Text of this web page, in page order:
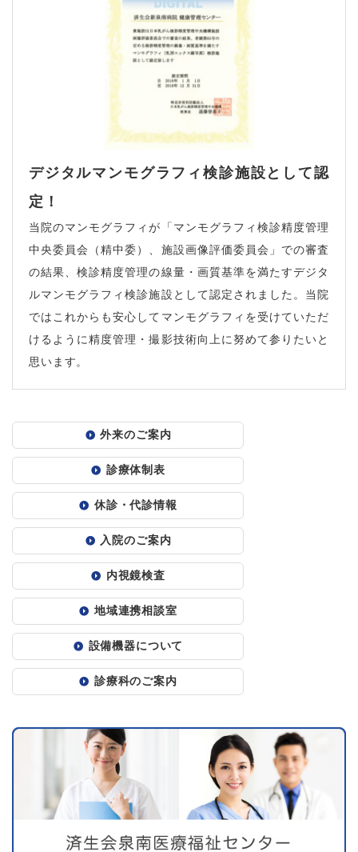
デジタルマンモグラフィ検診施設として認
定！
当院のマンモグラフィが「マンモグラフィ検診精度管理
中央委員会（精中委）、施設画像評価委員会」での審査
の結果、検診精度管理の線量・画質基準を満たすデジタ
ルマンモグラフィ検診施設として認定されました。当院
ではこれからも安心してマンモグラフィを受けていただ
けるように精度管理・撮影技術向上に努めて参りたいと
思います。
外来のご案内
診療体制表
休診・代診情報
入院のご案内
内視鏡検査
地域連携相談室
設備機器について
診療科のご案内